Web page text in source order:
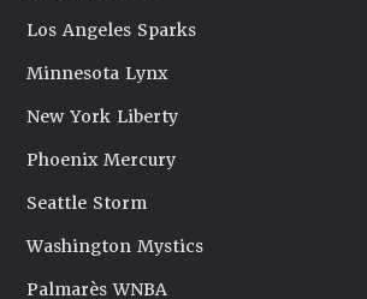
Los Angeles Sparks
Minnesota Lynx
New York Liberty
Phoenix Mercury
Seattle Storm
Washington Mystics
Palmarès WNBA